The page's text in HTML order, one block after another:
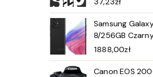
Samsung
8/256GB
1888,00zł
Canon EOS